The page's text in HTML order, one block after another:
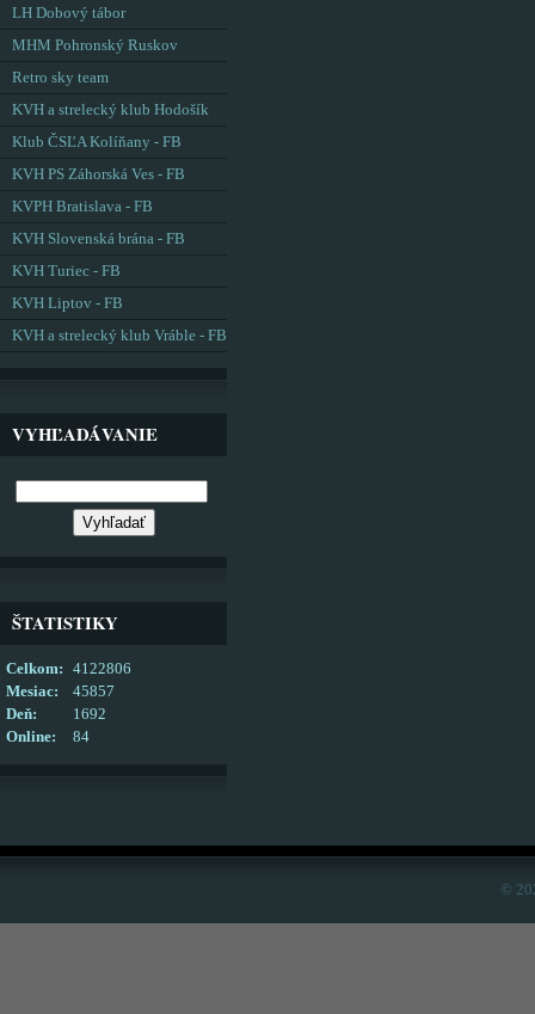
LH Dobový tábor
MHM Pohronský Ruskov
Retro sky team
KVH a strelecký klub Hodošík
Klub ČSĽA Kolíňany - FB
KVH PS Záhorská Ves - FB
KVPH Bratislava - FB
KVH Slovenská brána - FB
KVH Turiec - FB
KVH Liptov - FB
KVH a strelecký klub Vráble - FB
VYHĽADÁVANIE
ŠTATISTIKY
Online: 84
Celkom:
4122806
Mesiac:
45857
Deň:
1692
©